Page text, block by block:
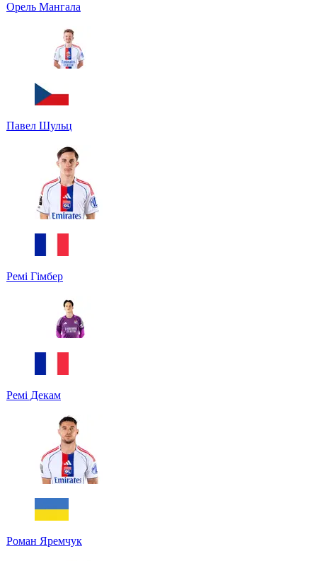
Орель Мангала
Павел Шульц
Ремі Гімбер
Ремі Декам
Роман Яремчук